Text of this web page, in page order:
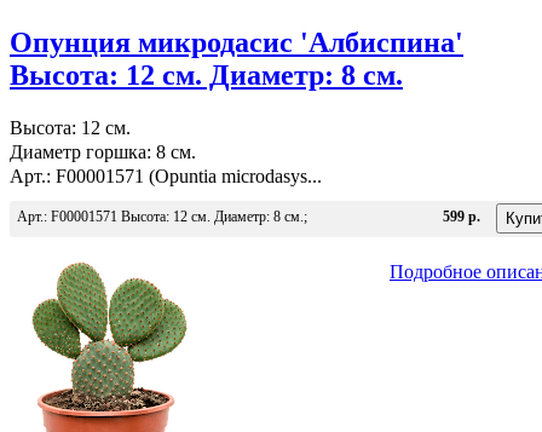
Опунция микродасис 'Албиспина'
Высота: 12 см. Диаметр: 8 см.
Высота: 12 см.
Диаметр горшка: 8 см.
Арт.: F00001571 (Opuntia microdasys...
Арт.: F00001571 Высота: 12 см. Диаметр: 8 см.; 599 р.
Подробное